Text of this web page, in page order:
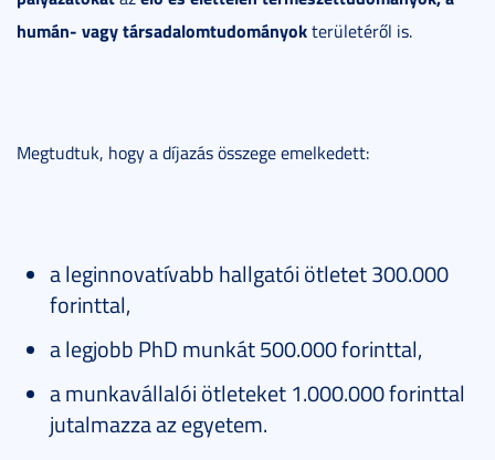
humán- vagy társadalomtudományokterületéről is.
Megtudtuk, hogy a díjazás összege emelkedett:
a leginnovatívabb hallgatói ötletet 300.000
forinttal,
a legjobb PhD munkát 500.000 forinttal,
a munkavállalói ötleteket 1.000.000 forinttal
jutalmazza az egyetem.